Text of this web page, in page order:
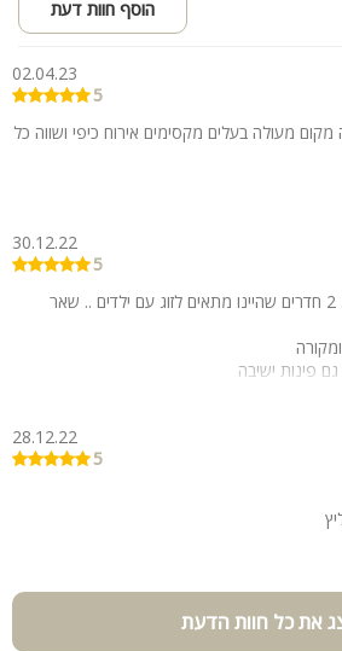
הוסף חוות דעת
02.04.23
5
מעולה בעלים מקסימים אירוח כיפי ושווה כל
30.12.22
5
מקום נחמד מאוד. 2 חדרים שהיינו מתאים לזוג עם ילדים .. שאר
פינות ישיבה
28.12.22
5
את כל חוות הדעת